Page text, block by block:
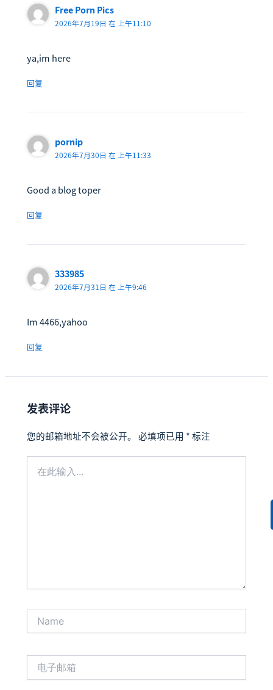
Free Porn Pics
2026年7月19日 在 上午11:10
ya,im here
回复
pornip
2026年7月30日 在 上午11:33
Good a blog toper
回复
333985
2026年7月31日 在 上午9:46
Im 4466,yahoo
回复
发表评论
您的邮箱地址不会被公开。 必填项已用 *标注
Name